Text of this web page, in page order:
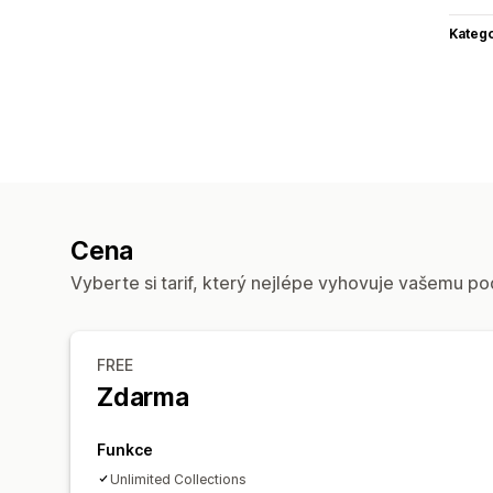
Cena
Vyberte si tarif, který nejlépe vyhovuje vašemu
FREE
Zdarma
Funkce
Unlimited Collections